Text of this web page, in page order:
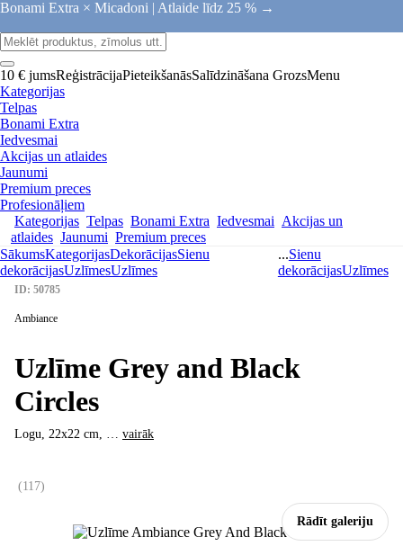
Bonami Extra × Micadoni | Atlaide līdz 25 % →
10 € jumsReģistrācijaPieteikšanāsSalīdzināšana GrozsMenu
Kategorijas
Telpas
Bonami Extra
Iedvesmai
Akcijas un atlaides
Jaunumi
Premium preces
Profesionāļiem
Kategorijas Telpas Bonami Extra Iedvesmai Akcijas un
atlaides Jaunumi Premium preces
SākumsKategorijasDekorācijasSienu
dekorācijasUzlīmesUzlīmes
...Sienu
dekorācijasUzlīmes
Rādīt galeriju
ID: 50785
Ambiance
Uzlīme Grey and Black
Circles
Logu, 22x22 cm, … vairāk
(117)